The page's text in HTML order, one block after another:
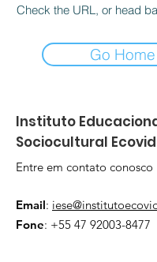
Check the URL, or head
Go Home
Instituto
Sociocultural
Entre em contato conosco
Email:
Fone: +55 47 92003-8477